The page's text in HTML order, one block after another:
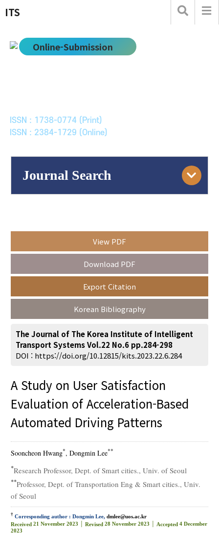
ITS
Online-Submission
ISSN : 1738-0774 (Print)
ISSN : 2384-1729 (Online)
Journal Search
Year(s) :
to
Adode Reader(link)
View PDF
Download PDF
Export Citation
Korean Bibliography
The Journal of The Korea Institute of Intelligent
Transport Systems Vol.22 No.6 pp.284-298
DOI : https://doi.org/10.12815/kits.2023.22.6.284
A Study on User Satisfaction
Evaluation of Acceleration-Based
Automated Driving Patterns
Sooncheon Hwang*, Dongmin Lee**
*Research Professor, Dept. of Smart cities., Univ. of Seoul
**Professor, Dept. of Transportation Eng & Smart cities., Univ.
of Seoul
† Corresponding author : Dongmin Lee,dmlee@uos.ac.kr
Received 21 November 2023 │Revised 28 November 2023 │ Accepted 4 December
2023